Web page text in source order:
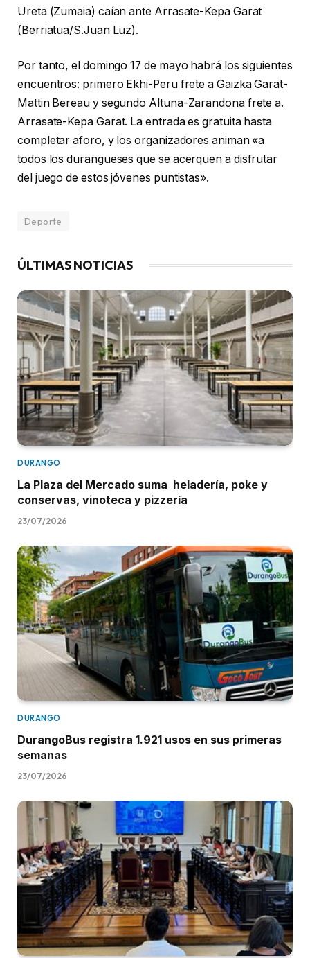
Ureta (Zumaia) caían ante Arrasate-Kepa Garat
(Berriatua/S.Juan Luz).
Por tanto, el domingo 17 de mayo habrá los siguientes
encuentros: primero Ekhi-Peru frete a Gaizka Garat-
Mattin Bereau y segundo Altuna-Zarandona frete a.
Arrasate-Kepa Garat. La entrada es gratuita hasta
completar aforo, y los organizadores animan «a
todos los durangueses que se acerquen a disfrutar
del juego de estos jóvenes puntistas».
Deporte
ÚLTIMAS NOTICIAS
DURANGO
La Plaza del Mercado suma heladería, poke y
conservas, vinoteca y pizzería
23/07/2026
DURANGO
DurangoBus registra 1.921 usos en sus primeras
semanas
23/07/2026